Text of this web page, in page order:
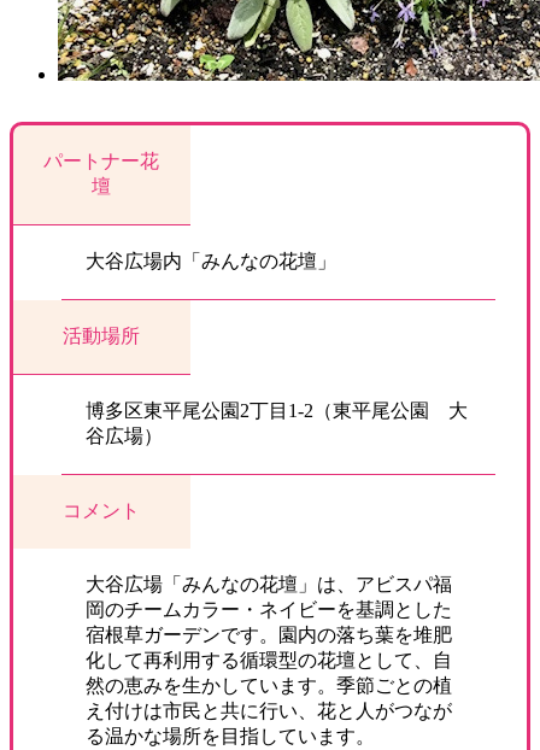
パートナー花
壇
大谷広場内「みんなの花壇」
活動場所
博多区東平尾公園2丁目1-2（東平尾公園 大
谷広場）
コメント
大谷広場「みんなの花壇」は、アビスパ福
岡のチームカラー・ネイビーを基調とした
宿根草ガーデンです。園内の落ち葉を堆肥
化して再利用する循環型の花壇として、自
然の恵みを生かしています。季節ごとの植
え付けは市民と共に行い、花と人がつなが
る温かな場所を目指しています。